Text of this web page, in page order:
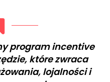
program incentive
które zwraca
lojalności i